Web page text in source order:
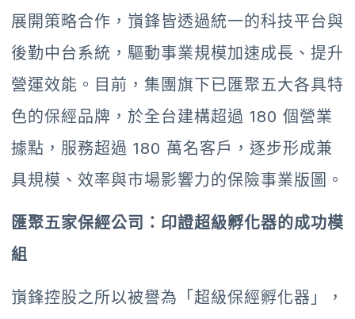
展開策略合作，嵿鋒皆透過統一的科技平台與
後勤中台系統，驅動事業規模加速成長、提升
營運效能。目前，集團旗下已匯聚五大各具特
色的保經品牌，於全台建構超過 180 個營業
據點，服務超過 180 萬名客戶，逐步形成兼
具規模、效率與市場影響力的保險事業版圖。
匯聚五家保經公司：印證超級孵化器的成功模
組
嵿鋒控股之所以被譽為「超級保經孵化器」，